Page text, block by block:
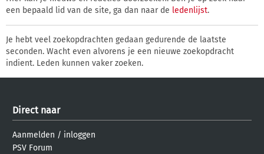
een bepaald lid van de site, ga dan naar de ledenlijst.
Je hebt veel zoekopdrachten gedaan gedurende de laatste
seconden. Wacht even alvorens je een nieuwe zoekopdracht
indient. Leden kunnen vaker zoeken.
Direct naar
Aanmelden / inloggen
PSV Forum